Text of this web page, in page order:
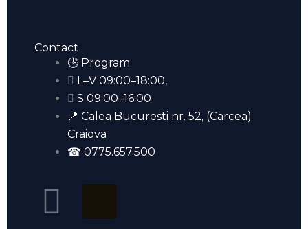
Contact
🕒 Program
L–V 09:00–18:00,
S 09:00–16:00
📍 Calea Bucuresti nr. 52, (Carcea)
Craiova
☎ 0775.657.500
F
T